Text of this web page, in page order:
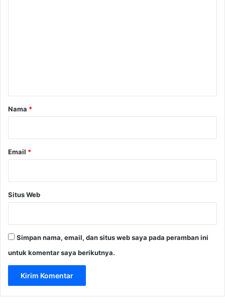
n
n
d
g
rNama *
Email *
Situs Web
Simpan nama, email, dan situs web saya pada peramban ini
untuk komentar saya berikutnya.